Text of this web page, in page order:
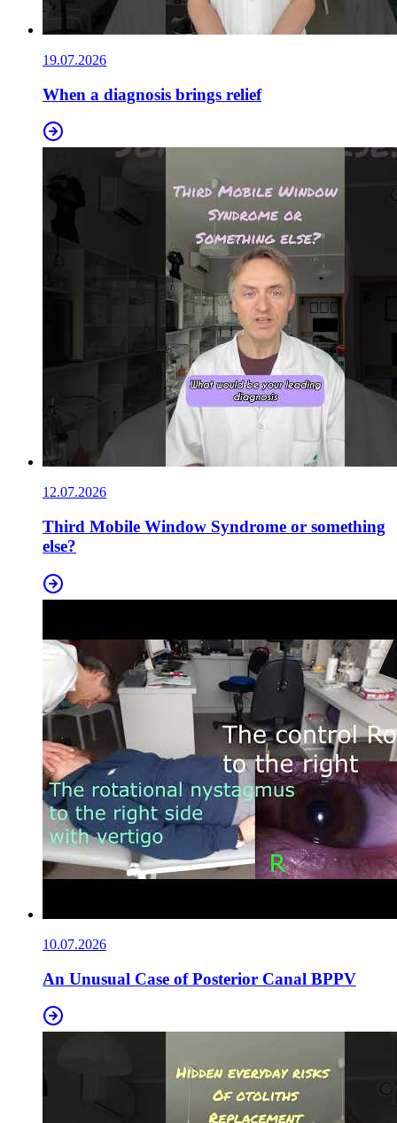
19.07.2026
When a diagnosis brings relief
12.07.2026
Third Mobile Window Syndrome or something
else?
10.07.2026
An Unusual Case of Posterior Canal BPPV